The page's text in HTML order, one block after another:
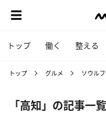
トップ 働く 整える
トップ グルメ ソウル
「高知」の記事一覧